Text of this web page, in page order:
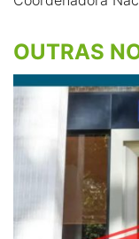
OUTRAS